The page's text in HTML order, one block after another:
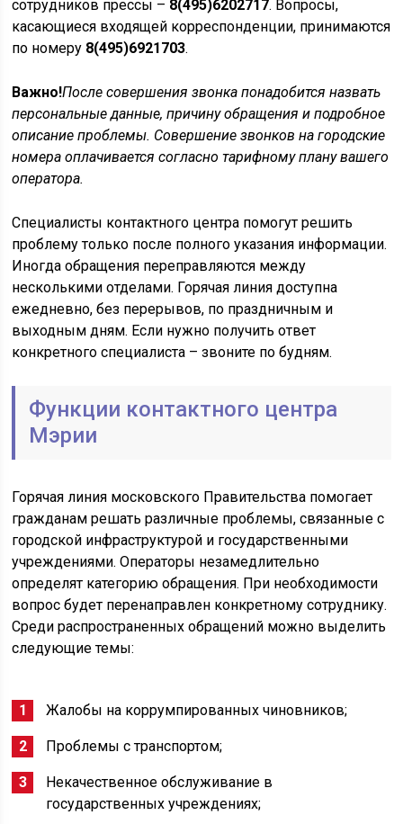
сотрудников прессы – 8(495)6202717. Вопросы,
касающиеся входящей корреспонденции, принимаются
по номеру 8(495)6921703.
Важно!После совершения звонка понадобится назвать
персональные данные, причину обращения и подробное
описание проблемы. Совершение звонков на городские
номера оплачивается согласно тарифному плану вашего
оператора.
Специалисты контактного центра помогут решить
проблему только после полного указания информации.
Иногда обращения переправляются между
несколькими отделами. Горячая линия доступна
ежедневно, без перерывов, по праздничным и
выходным дням. Если нужно получить ответ
конкретного специалиста – звоните по будням.
Функции контактного центра
Мэрии
Горячая линия московского Правительства помогает
гражданам решать различные проблемы, связанные с
городской инфраструктурой и государственными
учреждениями. Операторы незамедлительно
определят категорию обращения. При необходимости
вопрос будет перенаправлен конкретному сотруднику.
Среди распространенных обращений можно выделить
следующие темы:
Жалобы на коррумпированных чиновников;
Проблемы с транспортом;
Некачественное обслуживание в
государственных учреждениях;